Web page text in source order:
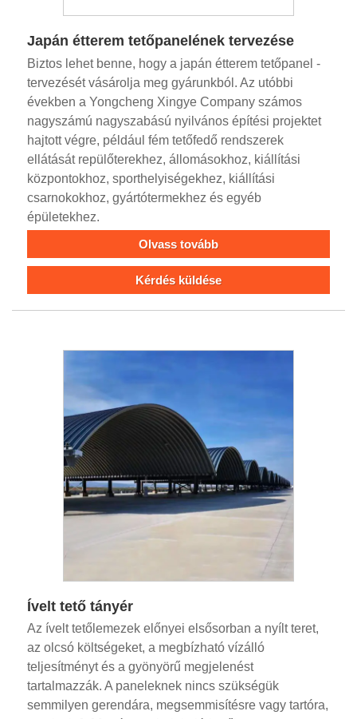
Japán étterem tetőpanelének tervezése
Biztos lehet benne, hogy a japán étterem tetőpanel -
tervezését vásárolja meg gyárunkból. Az utóbbi
években a Yongcheng Xingye Company számos
nagyszámú nagyszabású nyilvános építési projektet
hajtott végre, például fém tetőfedő rendszerek
ellátását repülőterekhez, állomásokhoz, kiállítási
központokhoz, sporthelyiségekhez, kiállítási
csarnokokhoz, gyártótermekhez és egyéb
épületekhez.
Olvass tovább
Kérdés küldése
Ívelt tető tányér
Az ívelt tetőlemezek előnyei elsősorban a nyílt teret,
az olcsó költségeket, a megbízható vízálló
teljesítményt és a gyönyörű megjelenést
tartalmazzák. A paneleknek nincs szükségük
semmilyen gerendára, megsemmisítésre vagy tartóra,